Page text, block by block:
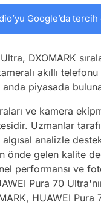
Google’da
DXOMARK
akıllı
anda piyasada
ve kamera
Uzmanlar
analizle
önde gelen kalite
performansı ve
Pura 70
HUAWEI Pura